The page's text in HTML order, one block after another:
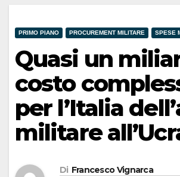
PRIMO PIANO PROCUREMENT MILITARE SPESE
Quasi un
costo
per l’Italia
militare
Di Francesco Vignarca